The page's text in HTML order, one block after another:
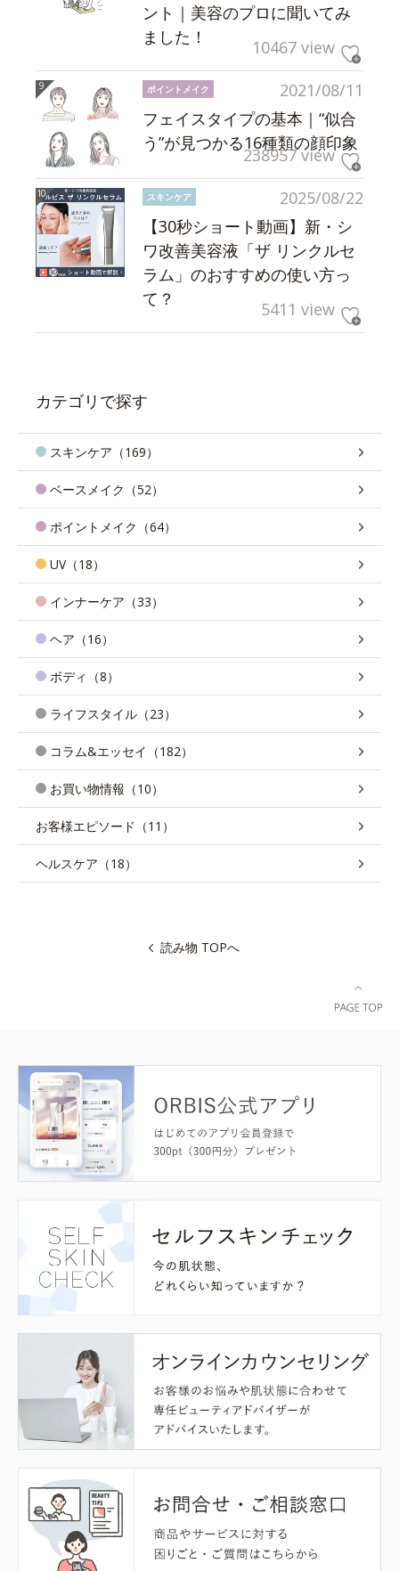
ント｜美容のプロに聞いてみ
ました！
10467 view
2021/08/11
ポイントメイク
フェイスタイプの基本｜“似合
う”が見つかる16種類の顔印象
238957 view
2025/08/22
スキンケア
【30秒ショート動画】新・シ
ワ改善美容液「ザ リンクルセ
ラム」のおすすめの使い方っ
て？
5411 view
カテゴリで探す
スキンケア（169）
ベースメイク（52）
ポイントメイク（64）
UV（18）
インナーケア（33）
ヘア（16）
ボディ（8）
ライフスタイル（23）
コラム&エッセイ（182）
お買い物情報（10）
お客様エピソード（11）
ヘルスケア（18）
読み物 TOPへ